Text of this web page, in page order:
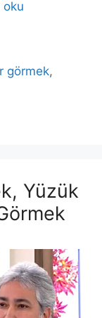
oku
görmek,
Yüzük